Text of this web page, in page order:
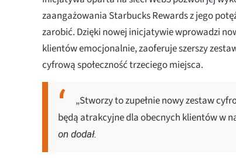
zaangażowania Starbucks Rewards z jego
zarobić. Dzięki nowej inicjatywie wprowadzi
klientów emocjonalnie, zaoferuje szerszy
cyfrową społeczność trzeciego miejsca.
„Stworzy to zupełnie nowy zestaw
będą atrakcyjne dla obecnych klientów w
on dodał.